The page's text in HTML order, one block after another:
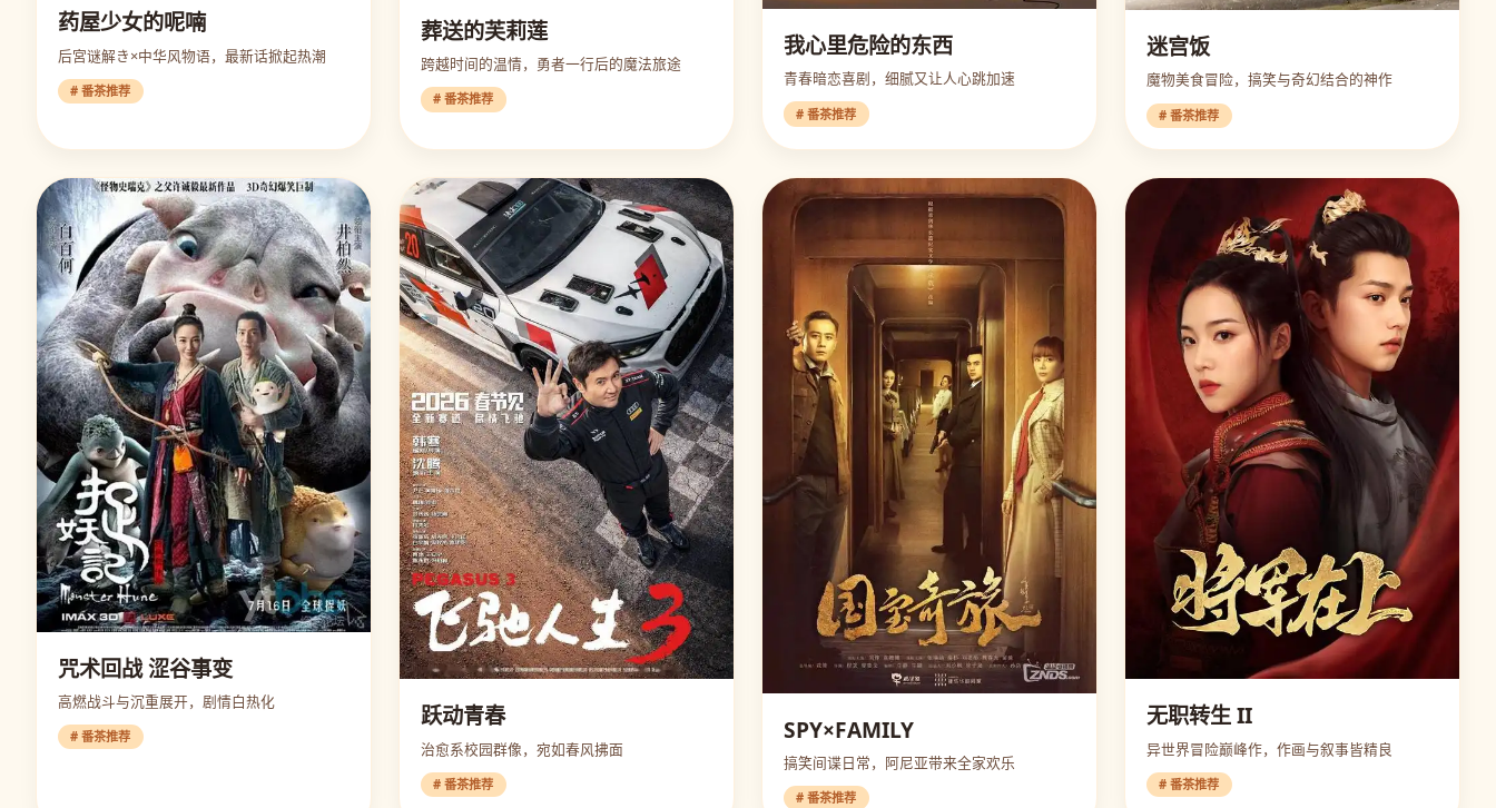
药屋少女的呢喃
后宮谜解き×中华风物语，最新话掀起热潮
# 番茶推荐
葬送的芙莉莲
跨越时间的温情，勇者一行后的魔法旅途
# 番茶推荐
我心里危险的东西
青春暗恋喜剧，细腻又让人心跳加速
# 番茶推荐
迷宫饭
魔物美食冒险，搞笑与奇幻结合的神作
# 番茶推荐
咒术回战 涩谷事变
高燃战斗与沉重展开，剧情白热化
# 番茶推荐
跃动青春
治愈系校园群像，宛如春风拂面
# 番茶推荐
SPY×FAMILY
搞笑间谍日常，阿尼亚带来全家欢乐
# 番茶推荐
无职转生 II
异世界冒险巅峰作，作画与叙事皆精良
# 番茶推荐